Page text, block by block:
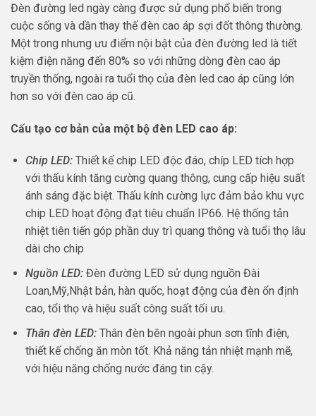
Đèn đường led ngày càng được sử dụng phổ biến trong
cuộc sống và dần thay thế đèn cao áp sợi đốt thông thường.
Một trong nhưng ưu điểm nội bật của đèn đường led là tiết
kiệm điện năng đến 80% so với những dòng đèn cao áp
truyền thống, ngoài ra tuổi thọ của đèn led cao áp cũng lớn
hơn so với đèn cao áp cũ.
Cấu tạo cơ bản của một bộ đèn LED cao áp:
Chip LED:Thiết kế chip LED độc đáo, chíp LED tích hợp
với thấu kính tăng cường quang thông, cung cấp hiệu suất
ánh sáng đặc biệt. Thấu kính cường lực đảm bảo khu vực
chip LED hoạt động đạt tiêu chuẩn IP66. Hệ thống tản
nhiệt tiên tiến góp phần duy trì quang thông và tuổi thọ lâu
dài cho chip
Nguồn LED:Đèn đường LED sử dụng nguồn Đài
Loan,Mỹ,Nhật bản, hàn quốc, hoạt động của đèn ổn định
cao, tổi thọ và hiệu suất công suất tối ưu.
Thân đèn LED:Thân đèn bên ngoài phun sơn tĩnh điện,
thiết kế chống ăn mòn tốt. Khả năng tản nhiệt mạnh mẽ,
với hiệu năng chống nước đáng tin cậy.